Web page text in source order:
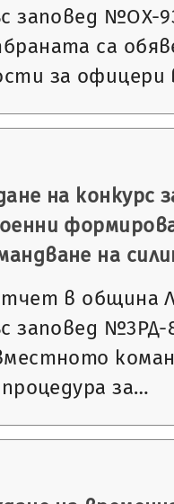
заповед №ОХ-
са
за офицери
на конкурс
на
в община
заповед №3РД-
за…